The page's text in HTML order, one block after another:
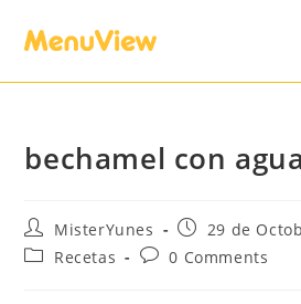
bechamel con agua
MisterYunes
29 de
Recetas
0 Comments